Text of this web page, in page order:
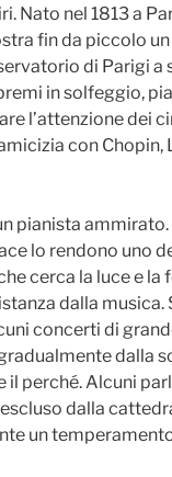
Nato nel 1813 a
fin da piccolo
di Parigi a
in solfeggio,
l’attenzione dei
con Chopin,
pianista
lo rendono uno
cerca la luce e la
dalla musica.
concerti di
dalla
il perché. Alcuni
dalla
un